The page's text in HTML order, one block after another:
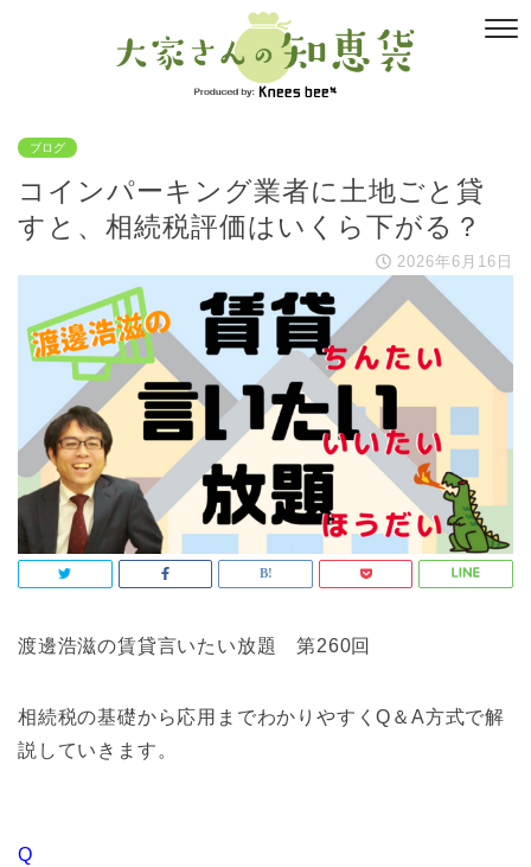
ブログ
コインパーキング業者に土地ごと貸
すと、相続税評価はいくら下がる？
2026年6月16日
渡邊浩滋の賃貸言いたい放題 第260回
相続税の基礎から応用までわかりやすくQ＆A方式で解
説していきます。
Q